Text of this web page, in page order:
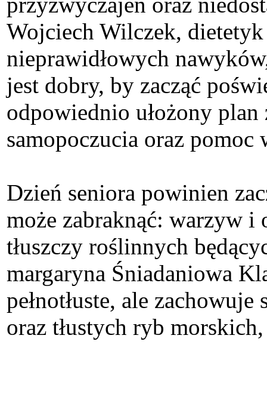
Wojciech Wilczek,
nieprawidłowych
jest dobry, by zacząć
odpowiednio ułożony
samopoczucia oraz
Dzień seniora powinien
może zabraknąć: warzyw
tłuszczy roślinnych
margaryna Śniadaniowa
pełnotłuste, ale
oraz tłustych ryb